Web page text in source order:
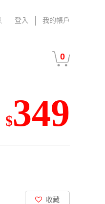
我的帳戶
登入
0
$349
收藏